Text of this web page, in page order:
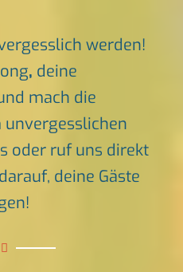
werden!
, deine
mach die
unvergesslichen
oder ruf uns direkt
deine Gäste